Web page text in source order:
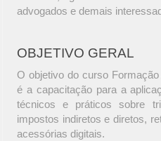
advogados e demais
OBJETIVO GERAL
O objetivo do curso
é a capacitação para a
técnicos e práticos sobre
impostos indiretos e diretos,
acessórias digitais.